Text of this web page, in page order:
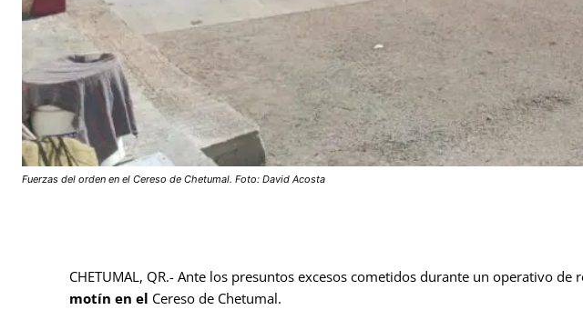
Fuerzas del orden en el Cereso de Chetumal. Foto: David Acosta
CHETUMAL, QR.- Ante los presuntos excesos cometidos durante un operativo de
motín en el Cereso de Chetumal.